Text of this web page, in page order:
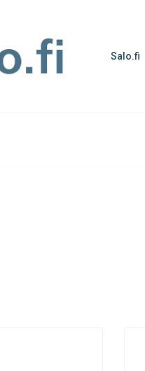
Salo.fi